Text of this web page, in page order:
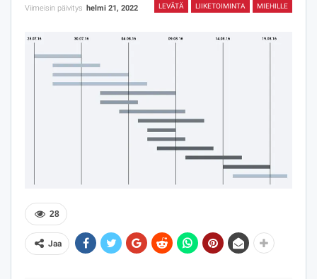
LEVÄTÄ LIIKETOIMINTA MIEHILLE
Viimeisin päivitys helmi 21, 2022
28
Jaa